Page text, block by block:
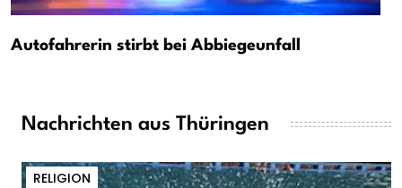
Autofahrerin stirbt bei Abbiegeunfall
Nachrichten aus Thüringen
RELIGION